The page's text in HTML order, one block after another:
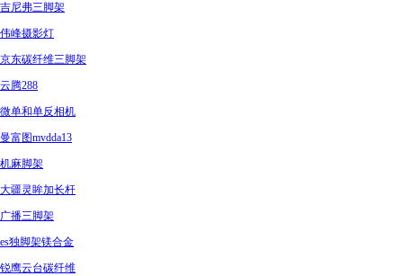
吉尼弗三脚架
伟峰摄影灯
京东碳纤维三脚架
云腾288
微单和单反相机
曼富图mvdda13
机麻脚架
大疆灵眸加长杆
广播三脚架
es独脚架镁合金
锐鹰云台碳纤维